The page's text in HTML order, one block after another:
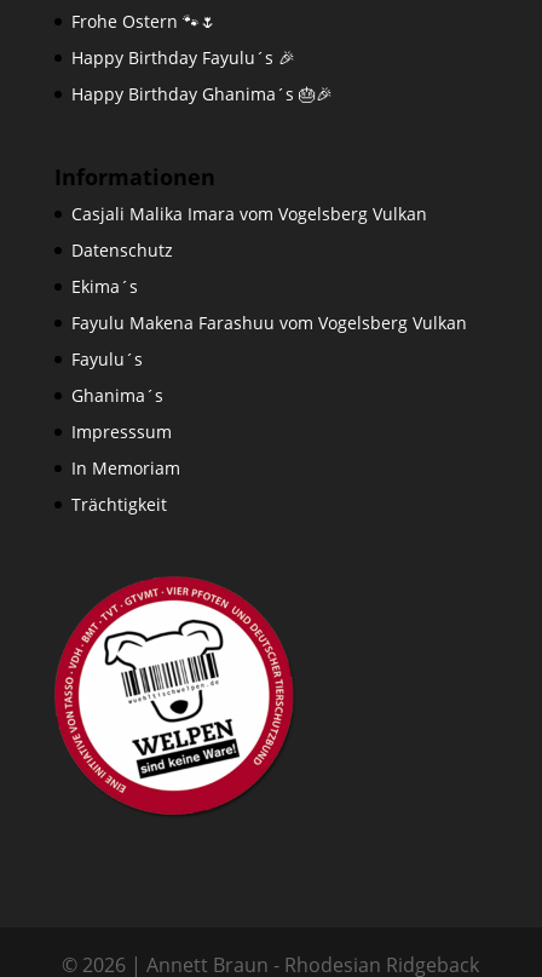
Frohe Ostern 🐾🌷
Happy Birthday Fayulu´s 🎉
Happy Birthday Ghanima´s 🎂🎉
Informationen
Casjali Malika Imara vom Vogelsberg Vulkan
Datenschutz
Ekima´s
Fayulu Makena Farashuu vom Vogelsberg Vulkan
Fayulu´s
Ghanima´s
Impresssum
In Memoriam
Trächtigkeit
© 2026 | Annett Braun - Rhodesian Ridgeback